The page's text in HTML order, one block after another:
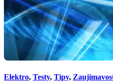
Elektro, Testy, Tipy,